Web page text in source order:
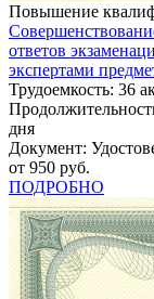
Повышение
ответов
экспертами
Трудоемкость: 36
дня
Документ:
от 950 руб.
ПОДРОБНО